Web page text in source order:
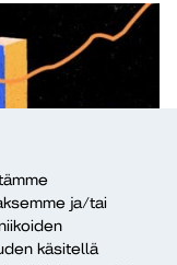
ja/tai
käsitellä
ja